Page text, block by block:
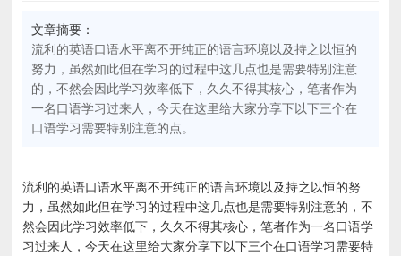
文章摘要：
流利的英语口语水平离不开纯正的语言环境以及持之以恒的
努力，虽然如此但在学习的过程中这几点也是需要特别注意
的，不然会因此学习效率低下，久久不得其核心，笔者作为
一名口语学习过来人，今天在这里给大家分享下以下三个在
口语学习需要特别注意的点。
流利的英语口语水平离不开纯正的语言环境以及持之以恒的努
力，虽然如此但在学习的过程中这几点也是需要特别注意的，不
然会因此学习效率低下，久久不得其核心，笔者作为一名口语学
习过来人，今天在这里给大家分享下以下三个在口语学习需要特